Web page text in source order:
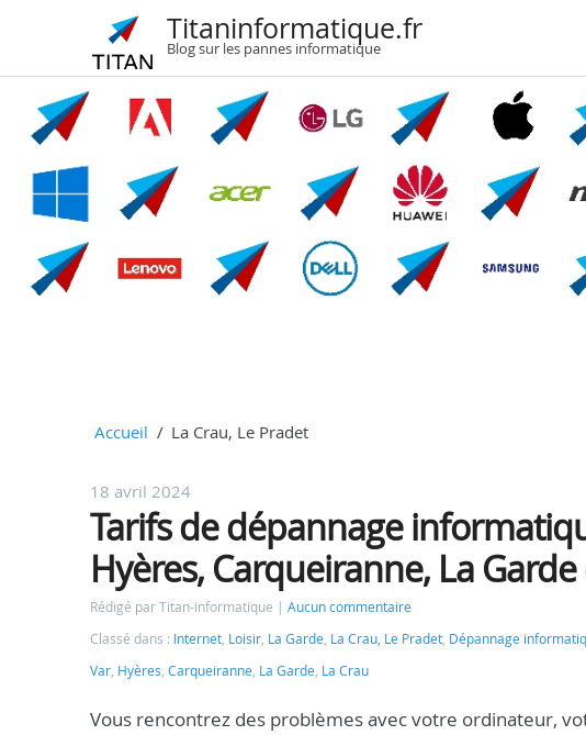
Titaninformatique.fr
Blog sur les pannes informatique
Accueil La Crau, Le Pradet
18 avril 2024
Tarifs de dépannage
Hyères, Carqueiranne, La
Rédigé par Titan-informatique
Aucun commentaire
Classé dans : Internet, Loisir, La Garde, La Crau, Le Pradet, Dépannage
Var, Hyères, Carqueiranne, La Garde, La Crau
Vous rencontrez des problèmes avec votre ordinateur,